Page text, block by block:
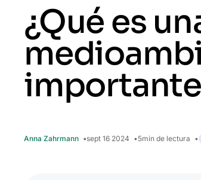
¿Qué es
Anna Zahrmann sept 16 2024 5min de lectura